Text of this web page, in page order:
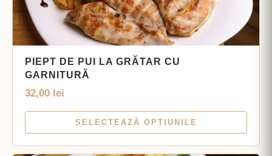
PIEPT DE PUI LA GRĂTAR CU
GARNITURĂ
32,00 lei
SELECTEAZĂ OPȚIUNILE